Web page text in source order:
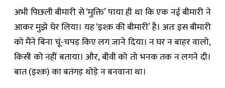
अभी पिछली बीमारी से ‘मुक्ति’ पाया ही था कि एक नई बीमारी ने
आकर मुझे घेर लिया। यह ‘इश्क़ की बीमारी’ है। अतः इस बीमारी
को मैंने बिना चूं-चपड़ किए लग जाने दिया। न घर न बाहर वालो,
किसी को नहीं बताया। और, बीवी को तो भनक तक न लगने दी।
बात (इश्क़) का बतंगड़ थोड़े न बनवाना था।